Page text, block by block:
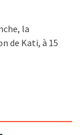
la
de Kati, à 15